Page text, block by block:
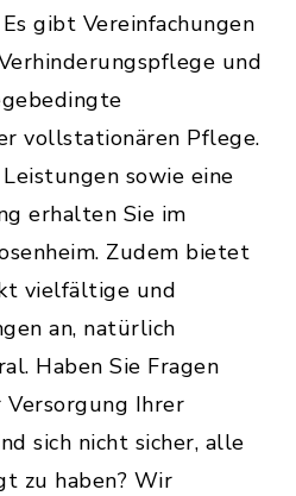
gibt Vereinfachungen
und
vollstationären Pflege.
sowie eine
erhalten Sie im
Zudem bietet
vielfältige und
an, natürlich
Haben Sie Fragen
Ihrer
sich nicht sicher, alle
zu haben? Wir